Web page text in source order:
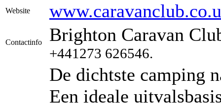
Website
Contactinfo Brighton Caravan
+441273 626546.
De dichtste camping
Een ideale